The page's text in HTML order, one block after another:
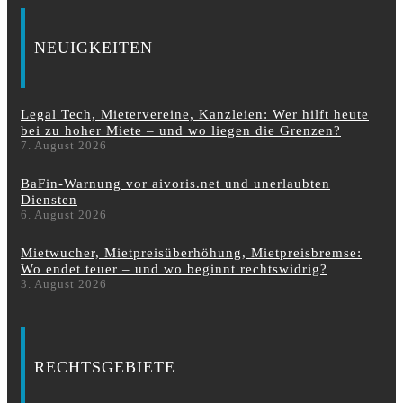
NEUIGKEITEN
Legal Tech, Mietervereine, Kanzleien: Wer hilft heute
bei zu hoher Miete – und wo liegen die Grenzen?
7. August 2026
BaFin-Warnung vor aivoris.net und unerlaubten
Diensten
6. August 2026
Mietwucher, Mietpreisüberhöhung, Mietpreisbremse:
Wo endet teuer – und wo beginnt rechtswidrig?
3. August 2026
RECHTSGEBIETE